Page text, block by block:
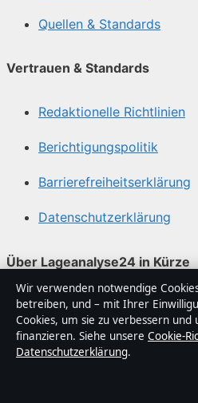
Quellen & Standards
Vertrauen & Standards
Redaktionelle Richtlinien
Berichtigungspolitik
Barrierefreiheitserklärung
Datenschutzerklärung
Über Lageanalyse24 in Kürze
Lageanalyse24 ist ein
Nachrichtenanbieter mit
Technik und Gesellschaft in
trägt eine Byline, wird von
Wir verwenden notwendige
betreiben, und – mit Ihrer
Cookies, um sie zu verbessern
finanzieren. Siehe unsere Cookie-
Datenschutzerklärung.